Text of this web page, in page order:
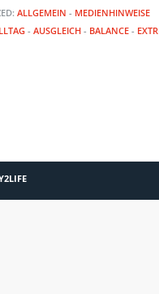
ALLGEMEIN - MEDIENHINWEISE
- AUSGLEICH- BALANCE-